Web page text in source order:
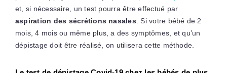
et, si nécessaire, un test pourra être effectué par
aspiration des sécrétions nasales . Si votre bébé de 2
mois, 4 mois ou même plus, a des symptômes, et qu’un
dépistage doit être réalisé, on utilisera cette méthode.